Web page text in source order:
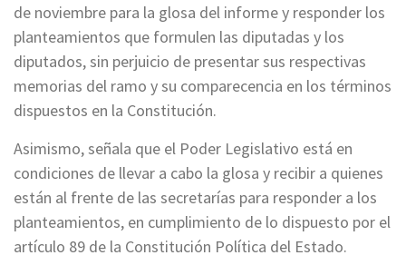
de noviembre para la glosa del informe y responder los
planteamientos que formulen las diputadas y los
diputados, sin perjuicio de presentar sus respectivas
memorias del ramo y su comparecencia en los términos
dispuestos en la Constitución.
Asimismo, señala que el Poder Legislativo está en
condiciones de llevar a cabo la glosa y recibir a quienes
están al frente de las secretarías para responder a los
planteamientos, en cumplimiento de lo dispuesto por el
artículo 89 de la Constitución Política del Estado.